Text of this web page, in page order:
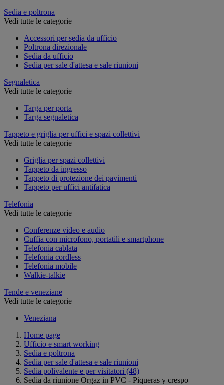
Sedia e poltrona
Vedi tutte le categorie
Accessori per sedia da ufficio
Poltrona direzionale
Sedia da ufficio
Sedia per sale d'attesa e sale riunioni
Segnaletica
Vedi tutte le categorie
Targa per porta
Targa segnaletica
Tappeto e griglia per uffici e spazi collettivi
Vedi tutte le categorie
Griglia per spazi collettivi
Tappeto da ingresso
Tappeto di protezione dei pavimenti
Tappeto per uffici antifatica
Telefonia
Vedi tutte le categorie
Conferenze video e audio
Cuffia con microfono, portatili e smartphone
Telefonia cablata
Telefonia cordless
Telefonia mobile
Walkie-talkie
Tende e veneziane
Vedi tutte le categorie
Veneziana
Home page
Ufficio e smart working
Sedia e poltrona
Sedia per sale d'attesa e sale riunioni
Sedia polivalente e per visitatori (48)
Sedia da riunione Orgaz in PVC - Piqueras y crespo